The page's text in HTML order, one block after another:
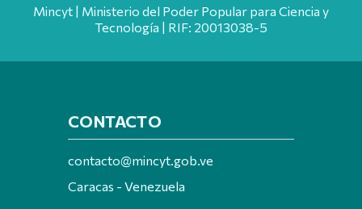
Mincyt | Ministerio del Poder Popular para Ciencia y
Tecnología | RIF: 20013038-5
CONTACTO
contacto@mincyt.gob.ve
Caracas - Venezuela